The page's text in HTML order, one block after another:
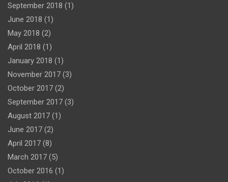
September 2018 (1)
June 2018 (1)
May 2018 (2)
April 2018 (1)
January 2018 (1)
November 2017 (3)
October 2017 (2)
September 2017 (3)
August 2017 (1)
June 2017 (2)
April 2017 (8)
March 2017 (5)
October 2016 (1)